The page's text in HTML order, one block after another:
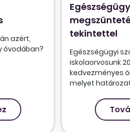
azért,
óvodában?
tekintettel
Egészségügyi
iskolaorvosunk
kedvezményes
melyet